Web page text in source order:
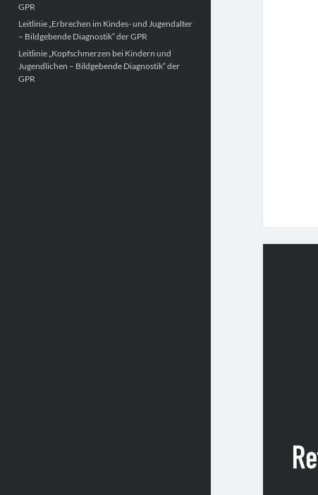
GPR
Leitlinie „Erbrechen im Kindes- und Jugendalter
– Bildgebende Diagnostik“ der GPR
Leitlinie „Kopfschmerzen bei Kindern und
Jugendlichen – Bildgebende Diagnostik“ der
GPR